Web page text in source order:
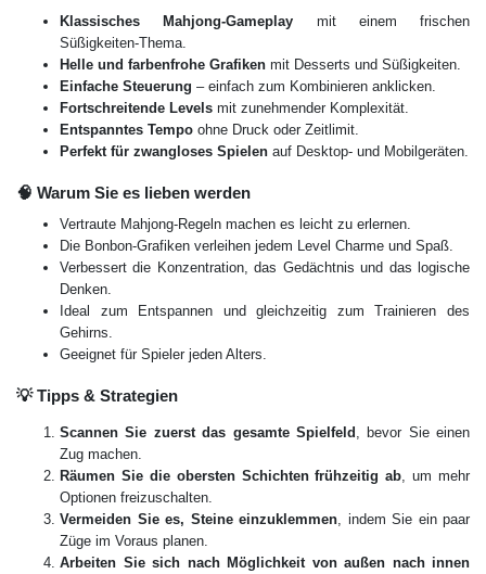
Klassisches Mahjong-Gameplay mit einem frischen
Süßigkeiten-Thema.
Helle und farbenfrohe Grafiken mit Desserts und Süßigkeiten.
Einfache Steuerung – einfach zum Kombinieren anklicken.
Fortschreitende Levels mit zunehmender Komplexität.
Entspanntes Tempo ohne Druck oder Zeitlimit.
Perfekt für zwangloses Spielen auf Desktop- und Mobilgeräten.
🧠 Warum Sie es lieben werden
Vertraute Mahjong-Regeln machen es leicht zu erlernen.
Die Bonbon-Grafiken verleihen jedem Level Charme und Spaß.
Verbessert die Konzentration, das Gedächtnis und das logische
Denken.
Ideal zum Entspannen und gleichzeitig zum Trainieren des
Gehirns.
Geeignet für Spieler jeden Alters.
💡 Tipps & Strategien
Scannen Sie zuerst das gesamte Spielfeld , bevor Sie einen
Zug machen.
Räumen Sie die obersten Schichten frühzeitig ab , um mehr
Optionen freizuschalten.
Vermeiden Sie es, Steine einzuklemmen , indem Sie ein paar
Züge im Voraus planen.
Arbeiten Sie sich nach Möglichkeit von außen nach innen